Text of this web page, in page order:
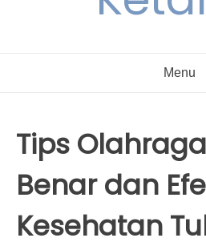
Menu
Tips
Benar dan
Kesehatan